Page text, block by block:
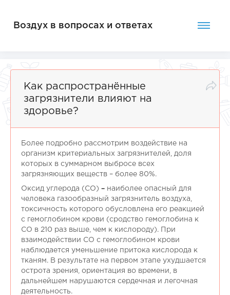
Воздух в вопросах и ответах
Как распространённые
загрязнители влияют на
здоровье?
Более подробно рассмотрим воздействие на
организм критериальных загрязнителей, доля
которых в суммарном выбросе всех
загрязняющих веществ – более 80%.
Оксид углерода (СО) – наиболее опасный для
человека газообразный загрязнитель воздуха,
токсичность которого обусловлена его реакцией
с гемоглобином крови (сродство гемоглобина к
СО в 210 раз выше, чем к кислороду). При
взаимодействии СО с гемоглобином крови
наблюдается уменьшение притока кислорода к
тканям. В результате на первом этапе ухудшается
острота зрения, ориентация во времени, в
дальнейшем нарушаются сердечная и легочная
деятельность.